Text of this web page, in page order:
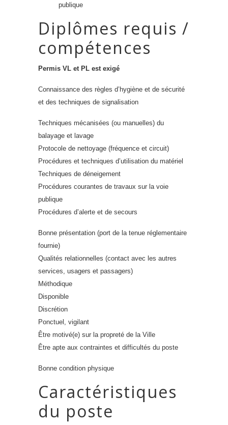
publique
Diplômes requis /
compétences
Permis VL et PL est exigé
Connaissance des règles d’hygiène et de sécurité
et des techniques de signalisation
Techniques mécanisées (ou manuelles) du
balayage et lavage
Protocole de nettoyage (fréquence et circuit)
Procédures et techniques d’utilisation du matériel
Techniques de déneigement
Procédures courantes de travaux sur la voie
publique
Procédures d’alerte et de secours
Bonne présentation (port de la tenue réglementaire
fournie)
Qualités relationnelles (contact avec les autres
services, usagers et passagers)
Méthodique
Disponible
Discrétion
Ponctuel, vigilant
Être motivé(e) sur la propreté de la Ville
Être apte aux contraintes et difficultés du poste
Bonne condition physique
Caractéristiques
du poste